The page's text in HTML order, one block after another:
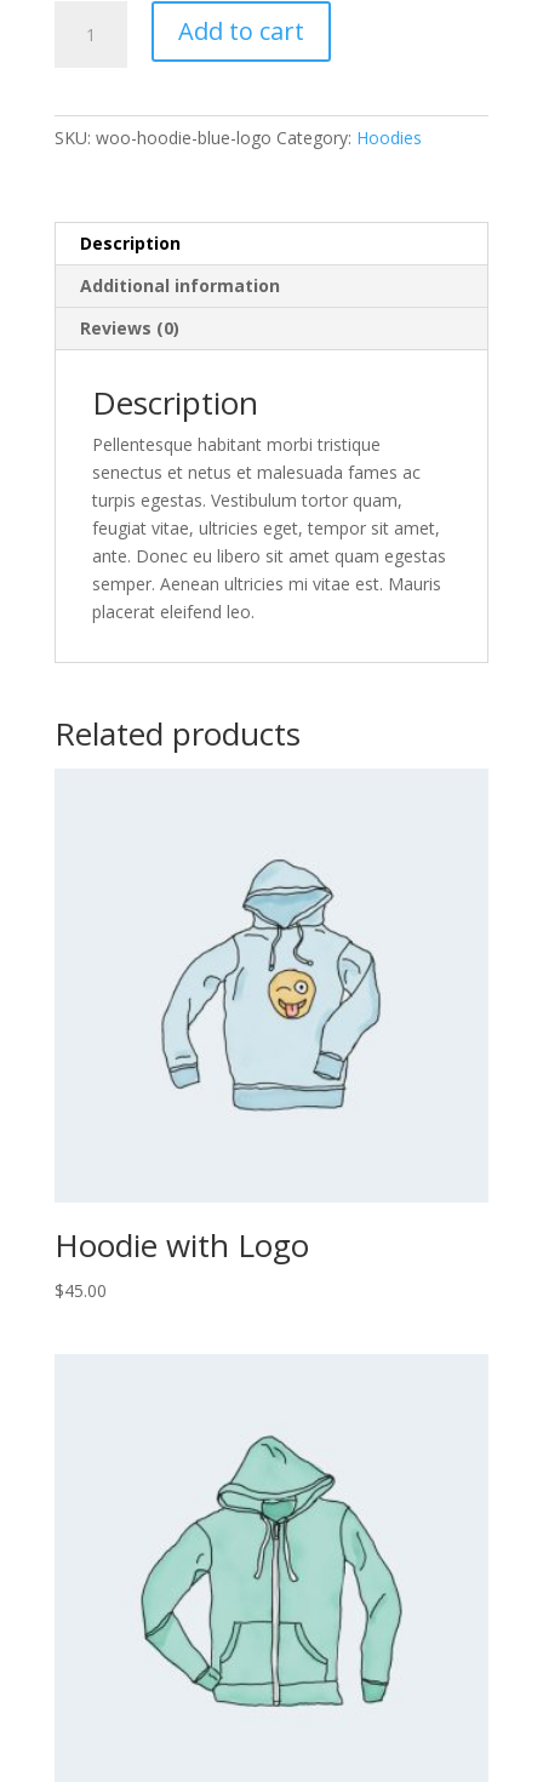
quantity
Add to cart
SKU: woo-hoodie-blue-logo Category: Hoodies
Description
Additional information
Reviews (0)
Description
Pellentesque habitant morbi tristique
senectus et netus et malesuada fames ac
turpis egestas. Vestibulum tortor quam,
feugiat vitae, ultricies eget, tempor sit amet,
ante. Donec eu libero sit amet quam egestas
semper. Aenean ultricies mi vitae est. Mauris
placerat eleifend leo.
Related products
Hoodie with Logo
$45.00